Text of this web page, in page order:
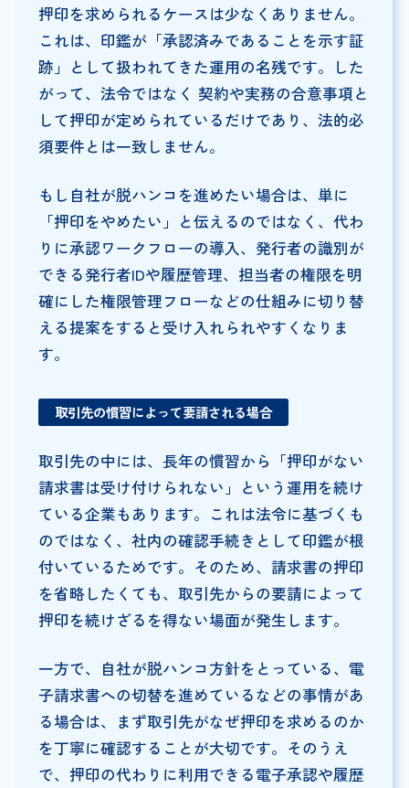
押印を求められるケースは少なくありません。
これは、印鑑が「承認済みであることを示す証
跡」として扱われてきた運用の名残です。した
がって、法令ではなく 契約や実務の合意事項と
して押印が定められているだけであり、法的必
須要件とは一致しません。
もし自社が脱ハンコを進めたい場合は、単に
「押印をやめたい」と伝えるのではなく、代わ
りに承認ワークフローの導入、発行者の識別が
できる発行者IDや履歴管理、担当者の権限を明
確にした権限管理フローなどの仕組みに切り替
える提案をすると受け入れられやすくなりま
す。
取引先の慣習によって要請される場合
取引先の中には、長年の慣習から「押印がない
請求書は受け付けられない」という運用を続け
ている企業もあります。これは法令に基づくも
のではなく、社内の確認手続きとして印鑑が根
付いているためです。そのため、請求書の押印
を省略したくても、取引先からの要請によって
押印を続けざるを得ない場面が発生します。
一方で、自社が脱ハンコ方針をとっている、電
子請求書への切替を進めているなどの事情があ
る場合は、まず取引先がなぜ押印を求めるのか
を丁寧に確認することが大切です。そのうえ
で、押印の代わりに利用できる電子承認や履歴